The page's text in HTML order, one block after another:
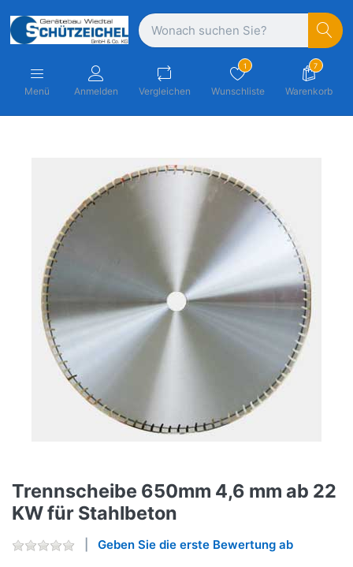
Menü Anmelden Vergleichen
1
Wunschliste
7
Warenkorb
Trennscheibe 650mm 4,6 mm ab 22
KW für Stahlbeton
Geben Sie die erste Bewertung ab